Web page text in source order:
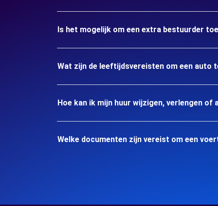
Is het mogelijk om een extra bestuurder
Wat zijn de leeftijdsvereisten om een auto
Hoe kan ik mijn huur wijzigen, verlengen of
Welke documenten zijn vereist om een